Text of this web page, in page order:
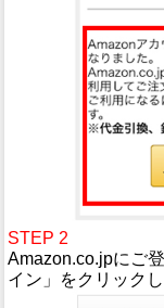
STEP 2
Amazon.co.jpにご
イン」をクリックし